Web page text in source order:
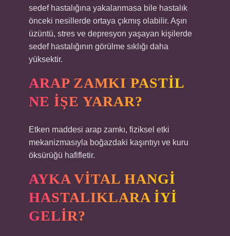
sedef hastalığına yakalanmasa bile hastalık
önceki nesillerde ortaya çıkmış olabilir. Aşırı
üzüntü, stres ve depresyon yaşayan kişilerde
sedef hastalığının görülme sıklığı daha
yüksektir.
ARAP ZAMKI PASTIL
NE IŞE YARAR?
Etken maddesi arap zamkı, fiziksel etki
mekanizmasıyla boğazdaki kaşıntıyı ve kuru
öksürüğü hafifletir.
AYKA VITAL HANGI
HASTALIKLARA IYI
GELIR?